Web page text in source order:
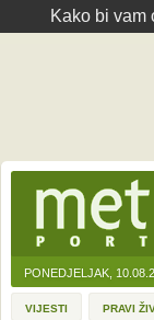
Kako bi vam
PONEDJELJAK,
VIJESTI PRAVI